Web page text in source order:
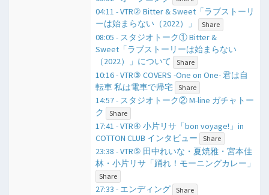
04:11 - VTR② Bitter & Sweet「ラブストーリ
ーは始まらない（2022）」
Share
08:05 - スタジオトーク① Bitter &
Sweet「ラブストーリーは始まらない
（2022）」について
Share
10:16 - VTR③ COVERS -One on One- 君は自
転車 私は電車で帰宅 Share
14:57 - スタジオトーク② M-line ガチャトー
ク
Share
17:41 - VTR④ 小片リサ「bon voyage!」in
COTTON CLUB インタビュー
Share
23:38 - VTR⑤ 田中れいな・夏焼雅・宮本佳
林・小片リサ「踊れ！モーニングカレー」
Share
27:33 - エンディング Share